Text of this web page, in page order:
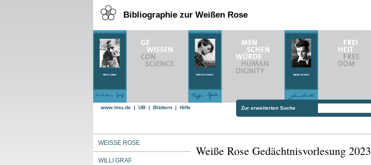
Bibliographie zur Weißen Rose
www.lmu.de| UB| Blättern| Hilfe Zur erweiterten Suche
WEISSE ROSE
WILLI GRAF
Weiße Rose Gedächtnisvorlesung 2023